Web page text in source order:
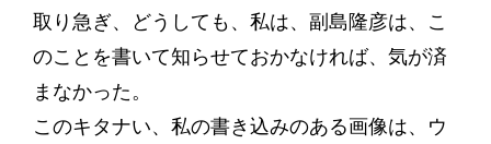
取り急ぎ、どうしても、私は、副島隆彦は、こ
のことを書いて知らせておかなければ、気が済
まなかった。
このキタナい、私の書き込みのある画像は、ウ